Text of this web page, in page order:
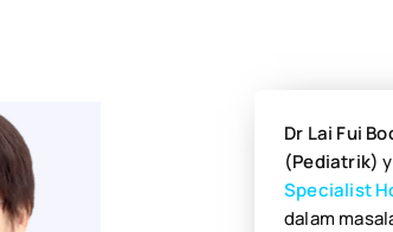
Dr Lai Fui
(Pediatrik)
Specialist
dalam